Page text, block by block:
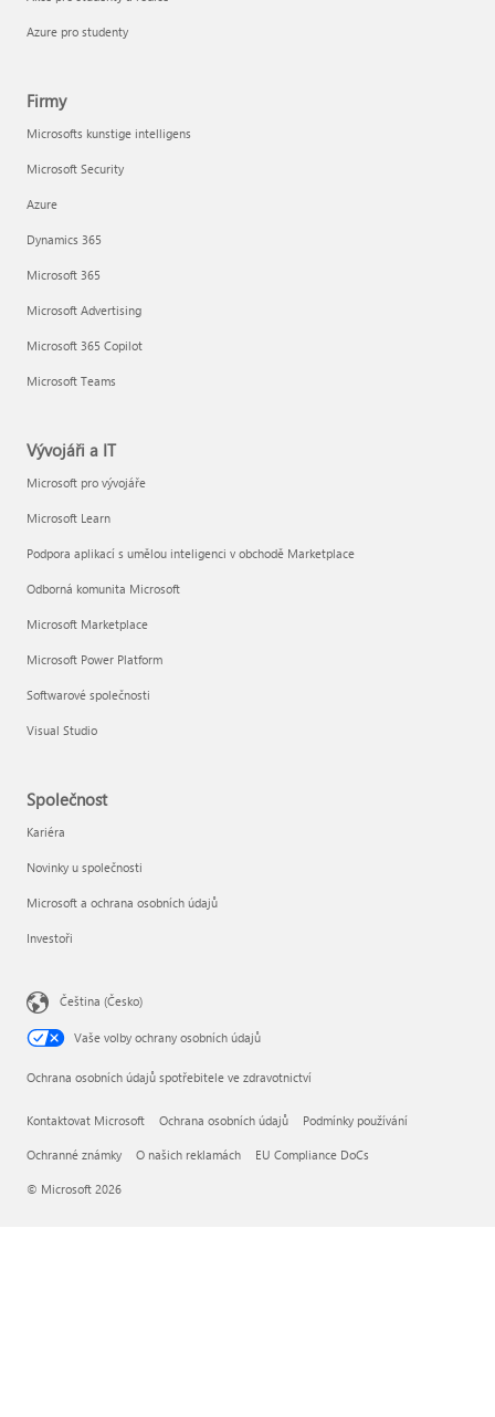
Azure pro studenty
Firmy
Microsofts kunstige intelligens
Microsoft Security
Azure
Dynamics 365
Microsoft 365
Microsoft Advertising
Microsoft 365 Copilot
Microsoft Teams
Vývojáři a IT
Microsoft pro vývojáře
Microsoft Learn
Podpora aplikací s umělou inteligenci v obchodě Marketplace
Odborná komunita Microsoft
Microsoft Marketplace
Microsoft Power Platform
Softwarové společnosti
Visual Studio
Společnost
Kariéra
Novinky u společnosti
Microsoft a ochrana osobních údajů
Investoři
Čeština (Česko)
Vaše volby ochrany osobních údajů
Ochrana osobních údajů spotřebitele ve zdravotnictví
Kontaktovat Microsoft Ochrana osobních údajů Podmínky používání
Ochranné známky O našich reklamách EU Compliance DoCs
© Microsoft 2026